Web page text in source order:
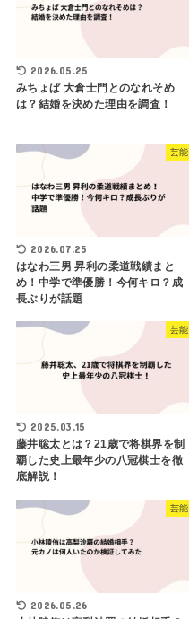
2026.05.25
みちょぱ 大倉士門とのなれそめ
は？結婚を決めた理由を調査！
芸能
2026.07.25
はなわ三男 昇利の柔道戦績まと
め！中学で準優勝！今何キロ？成
長ぶりが話題
芸能
2025.03.15
藤井聡太とは？21歳で将棋界を制
覇した史上最年少の八冠棋士を徹
底解説！
芸能
2026.05.26